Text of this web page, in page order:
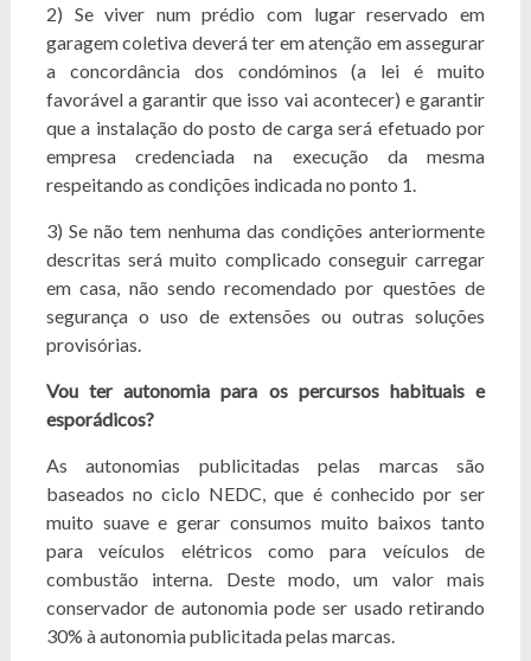
2) Se viver num prédio com lugar reservado em
garagem coletiva deverá ter em atenção em assegurar
a concordância dos condóminos (a lei é muito
favorável a garantir que isso vai acontecer) e garantir
que a instalação do posto de carga será efetuado por
empresa credenciada na execução da mesma
respeitando as condições indicada no ponto 1.
3) Se não tem nenhuma das condições anteriormente
descritas será muito complicado conseguir carregar
em casa, não sendo recomendado por questões de
segurança o uso de extensões ou outras soluções
provisórias.
Vou ter autonomia para os percursos habituais e
esporádicos?
As autonomias publicitadas pelas marcas são
baseados no ciclo NEDC, que é conhecido por ser
muito suave e gerar consumos muito baixos tanto
para veículos elétricos como para veículos de
combustão interna. Deste modo, um valor mais
conservador de autonomia pode ser usado retirando
30% à autonomia publicitada pelas marcas.